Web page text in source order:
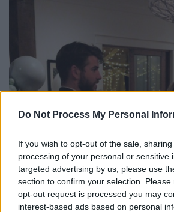
Do Not Process My Personal
If you wish to opt-out of the sale,
processing of your personal or sensitive
targeted advertising by us, please use
section to confirm your selection.
opt-out request is processed you may
interest-based ads based on personal